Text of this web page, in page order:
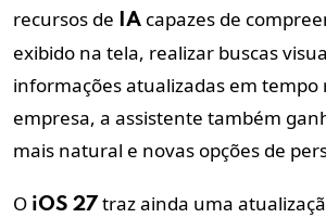
recursos de
IA capazes de
exibido na tela, realizar buscas
informações atualizadas em tempo
empresa, a assistente também
mais natural e novas opções de
O iOS 27 traz ainda uma